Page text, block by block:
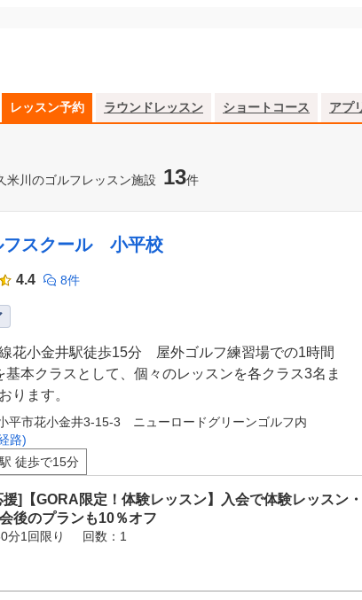
レッスン予約 ラウンドレッスン ショートコース アプ
米川のゴルフレッスン施設 13件
フスクール 小平校
4.4 8件
花小金井駅徒歩15分 屋外ゴルフ練習場での1時間
基本クラスとして、個々のレッスンを各クラス3名ま
ります。
平市花小金井3-15-3 ニューロードグリーンゴルフ内
路)
徒歩で15分
援]【GORA限定！体験レッスン】入会で体験レッスン
後のプランも10％オフ
分1回限り 回数：1